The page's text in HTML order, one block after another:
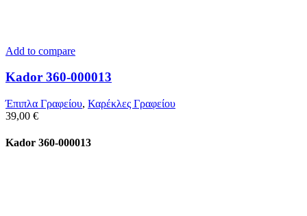
Add to compare
Kador 360-000013
Έπιπλα Γραφείου, Καρέκλες Γραφείου
39,00 €
Kador 360-000013